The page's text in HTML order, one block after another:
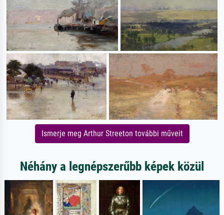
Ismerje meg Arthur Streeton további műveit
Néhány a legnépszerűbb képek közül